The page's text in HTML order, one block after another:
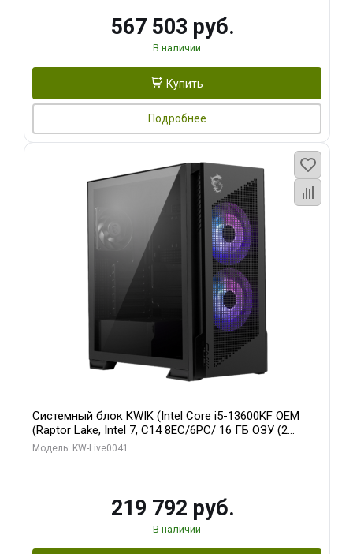
567 503 руб.
В наличии
Купить
Подробнее
Системный блок KWIK (Intel Core i5-13600KF OEM
(Raptor Lake, Intel 7, C14 8EC/6PC/ 16 ГБ ОЗУ (2
модуля)/ Palit RTX5080 GAMINGPRO OC 16GB GDDR7
Модель: KW-Live0041
219 792 руб.
В наличии